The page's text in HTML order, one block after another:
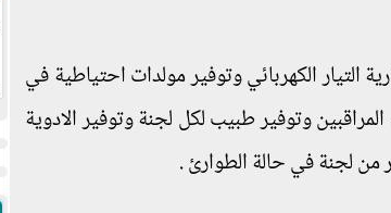
التيار الكهربائي وتوفير مولدات احتياطية في
وتوفير طبيب لكل لجنة وتوفير الادوية
من لجنة في حالة الطوارئ .